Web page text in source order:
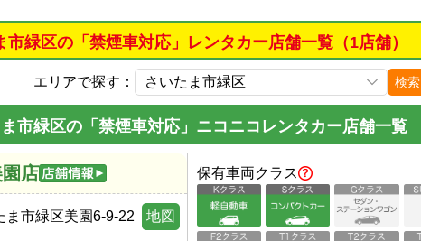
市緑区の「禁煙車対応」レンタカー店舗一覧（1店舗）
エリアで探す： 検索
市緑区の「禁煙車対応」ニコニコレンタカー店舗一覧
店
ま市緑区美園6-9-22 地図
保有車両クラス